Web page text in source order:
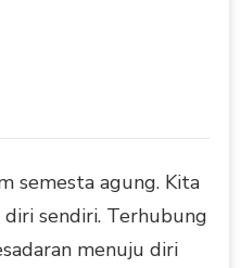
semesta agung. Kita
sendiri. Terhubung
menuju diri